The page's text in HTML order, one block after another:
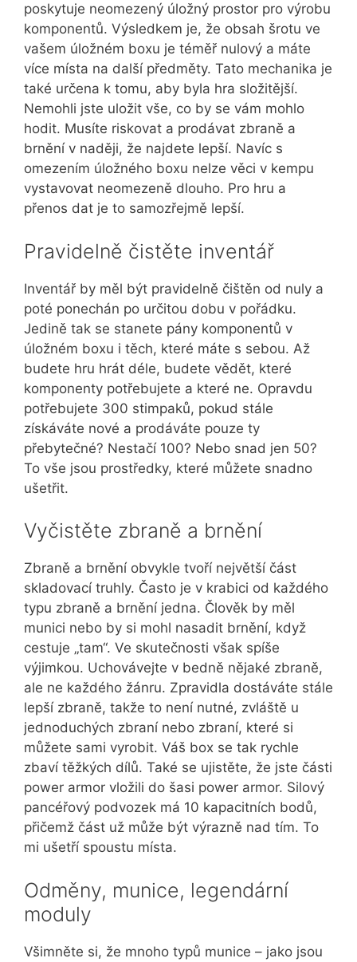
poskytuje neomezený úložný prostor pro výrobu
komponentů. Výsledkem je, že obsah šrotu ve
vašem úložném boxu je téměř nulový a máte
více místa na další předměty. Tato mechanika je
také určena k tomu, aby byla hra složitější.
Nemohli jste uložit vše, co by se vám mohlo
hodit. Musíte riskovat a prodávat zbraně a
brnění v naději, že najdete lepší. Navíc s
omezením úložného boxu nelze věci v kempu
vystavovat neomezeně dlouho. Pro hru a
přenos dat je to samozřejmě lepší.
Pravidelně čistěte inventář
Inventář by měl být pravidelně čištěn od nuly a
poté ponechán po určitou dobu v pořádku.
Jedině tak se stanete pány komponentů v
úložném boxu i těch, které máte s sebou. Až
budete hru hrát déle, budete vědět, které
komponenty potřebujete a které ne. Opravdu
potřebujete 300 stimpaků, pokud stále
získáváte nové a prodáváte pouze ty
přebytečné? Nestačí 100? Nebo snad jen 50?
To vše jsou prostředky, které můžete snadno
ušetřit.
Vyčistěte zbraně a brnění
Zbraně a brnění obvykle tvoří největší část
skladovací truhly. Často je v krabici od každého
typu zbraně a brnění jedna. Člověk by měl
munici nebo by si mohl nasadit brnění, když
cestuje „tam“. Ve skutečnosti však spíše
výjimkou. Uchovávejte v bedně nějaké zbraně,
ale ne každého žánru. Zpravidla dostáváte stále
lepší zbraně, takže to není nutné, zvláště u
jednoduchých zbraní nebo zbraní, které si
můžete sami vyrobit. Váš box se tak rychle
zbaví těžkých dílů. Také se ujistěte, že jste části
power armor vložili do šasi power armor. Silový
pancéřový podvozek má 10 kapacitních bodů,
přičemž část už může být výrazně nad tím. To
mi ušetří spoustu místa.
Odměny, munice, legendární
moduly
Všimněte si, že mnoho typů munice – jako jsou